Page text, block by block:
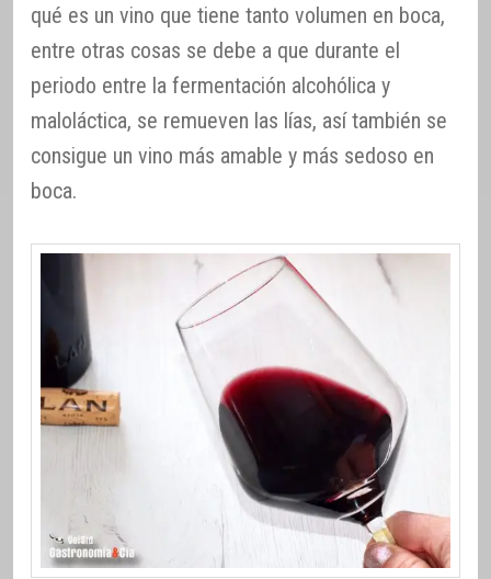
qué es un vino que tiene tanto volumen en boca,
entre otras cosas se debe a que durante el
periodo entre la fermentación alcohólica y
maloláctica, se remueven las lías, así también se
consigue un vino más amable y más sedoso en
boca.